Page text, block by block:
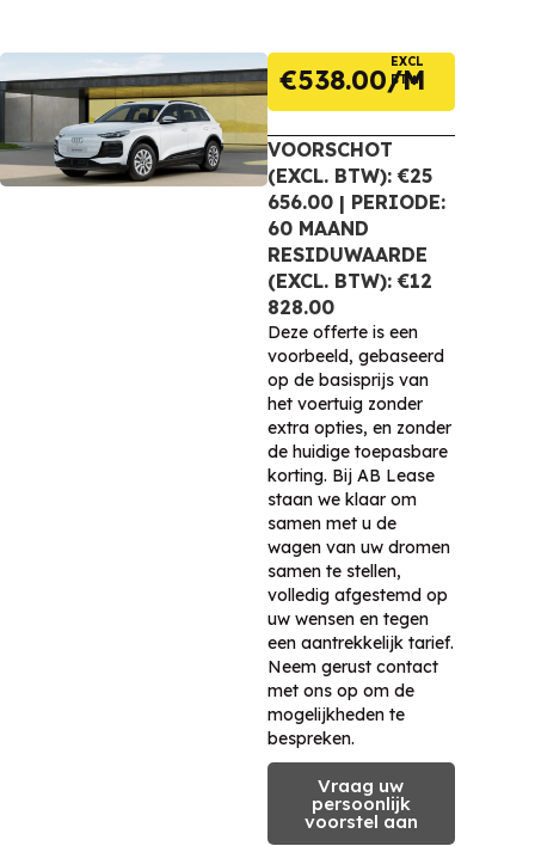
€538.00
EXCL
BTW
VOORSCHOT
(EXCL. BTW): €25
656.00 | PERIODE:
60 MAAND
RESIDUWAARDE
(EXCL. BTW): €12
828.00
Deze offerte is een
voorbeeld, gebaseerd
op de basisprijs van
het voertuig zonder
extra opties, en zonder
de huidige toepasbare
korting. Bij AB Lease
staan we klaar om
samen met u de
wagen van uw dromen
samen te stellen,
volledig afgestemd op
uw wensen en tegen
een aantrekkelijk tarief.
Neem gerust contact
met ons op om de
mogelijkheden te
bespreken.
Vraag uw
persoonlijk
voorstel aan